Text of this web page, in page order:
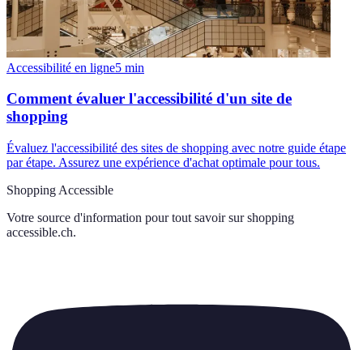
Accessibilité en ligne5 min
Comment évaluer l'accessibilité d'un site de
shopping
Évaluez l'accessibilité des sites de shopping avec notre guide étape
par étape. Assurez une expérience d'achat optimale pour tous.
Shopping Accessible
Votre source d'information pour tout savoir sur shopping
accessible.ch.